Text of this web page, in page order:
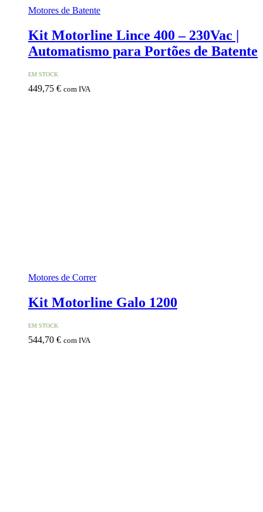
Motores de Batente
Kit Motorline Lince 400 – 230Vac |
Automatismo para Portões de Batente
EM STOCK
449,75 € com IVA
Motores de Correr
Kit Motorline Galo 1200
EM STOCK
544,70 € com IVA